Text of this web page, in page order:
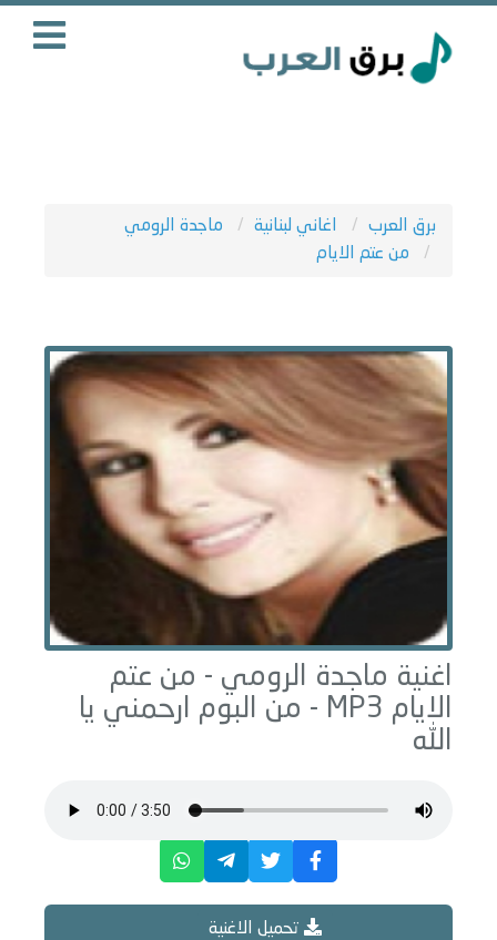
برق العرب اغاني لبنانية
ماجدة الرومي
من عتم الايام
اغنية ماجدة الرومي - من عتم
الايام
ارحمني يا
الله
تحميل الاغنية